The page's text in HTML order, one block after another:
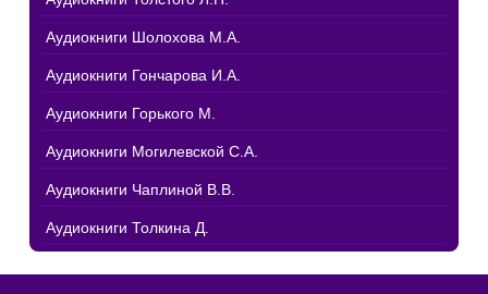
Аудиокниги Шолохова М.А.
Аудиокниги Гончарова И.А.
Аудиокниги Горького М.
Аудиокниги Могилевской С.А.
Аудиокниги Чаплиной В.В.
Аудиокниги Толкина Д.